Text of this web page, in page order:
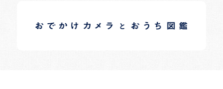
日常の様子など随時更新中です。